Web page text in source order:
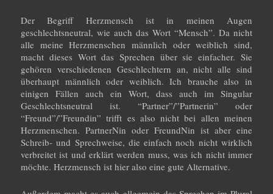
Der Begriff Herzmensch ist in meinen Augen
geschlechtsneutral, wie auch das Wort “Mensch”. Da nicht
alle meine Herzmenschen männlich oder weiblich sind,
macht dieses Wort das Sprechen über sie einfacher. Sie
gehören verschiedenen Geschlechtern an, nicht alle sind
überhaupt männlich oder weiblich. Ich brauche also in
einigen Fällen auch ein Wort, dass auch im Singular
Geschlechtsneutral ist. “Partner”/”Partnerin” oder
“Freund”/”Freundin” trifft es also nicht bei allen meinen
Herzmenschen. PartnerNin oder FreundNin ist aber eine
Schreib- und Sprechweise, die einfach noch nicht wirklich
verbreitet ist und erklärt werden muss, was ich nicht immer
möchte. Herzmensch ist hier also eine gute Alternative.